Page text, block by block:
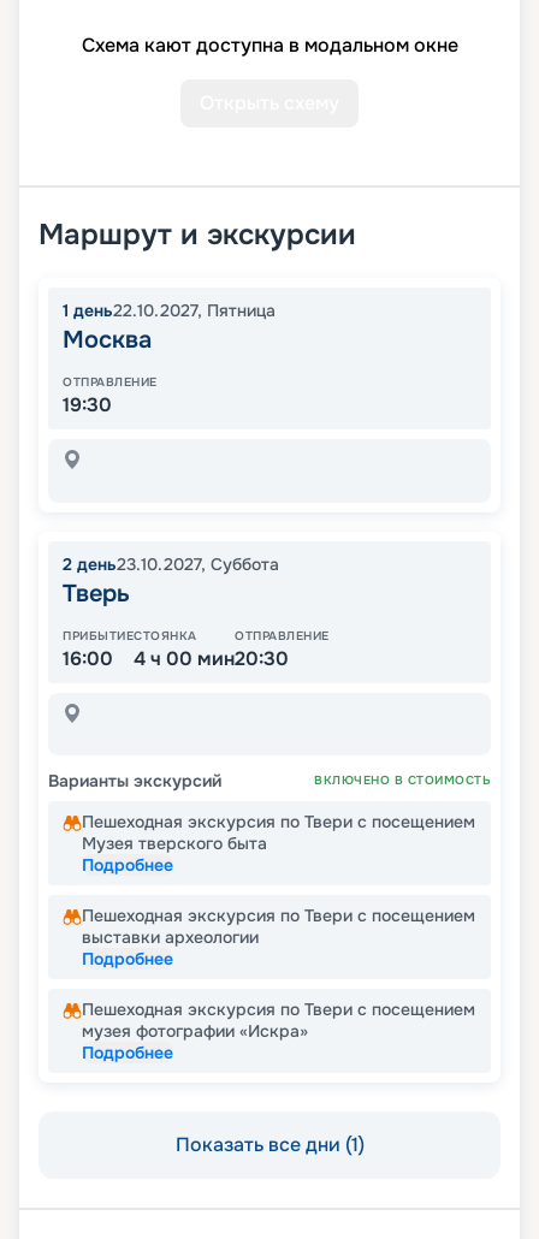
Схема кают доступна в модальном окне
Маршрут и экскурсии
1 день22.10.2027, Пятница
Москва
ОТПРАВЛЕНИЕ
19:30
2 день23.10.2027, Суббота
Тверь
ПРИБЫТИЕ
16:00
СТОЯНКА
4 ч 00 мин
ОТПРАВЛЕНИЕ
20:30
Варианты экскурсий ВКЛЮЧЕНО В СТОИМОСТЬ
Пешеходная экскурсия по Твери с посещением
Музея тверского быта
Подробнее
Пешеходная экскурсия по Твери с посещением
выставки археологии
Подробнее
Пешеходная экскурсия по Твери с посещением
музея фотографии «Искра»
Подробнее
Показать все дни (1)